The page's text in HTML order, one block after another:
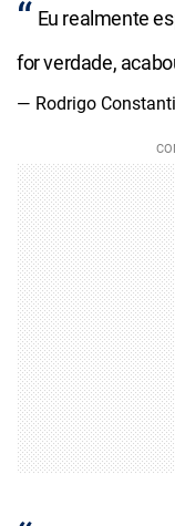
Eu realmente
for verdade,
— Rodrigo